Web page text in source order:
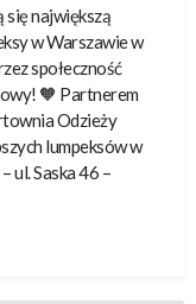
się największą
w Warszawie w
społeczność
🧡 Partnerem
Odzieży
lumpeksów w
ul. Saska 46 –